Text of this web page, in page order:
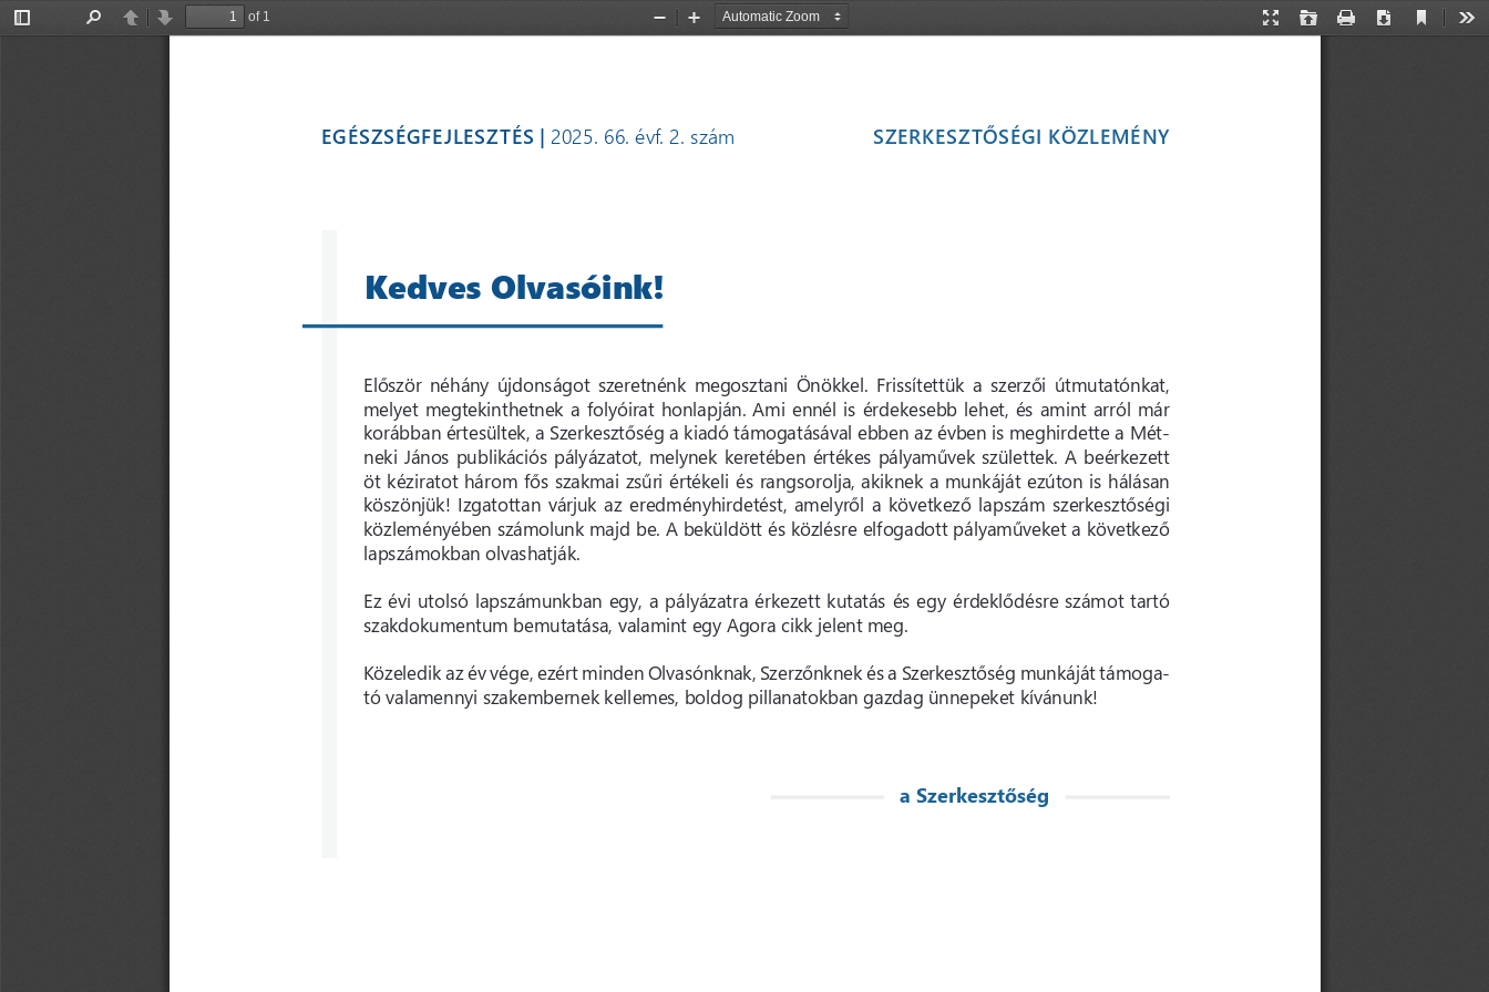
Toggle
PreviousNext
of 1
Presentation
Open Print Download
Current
Zoom
Zoom
SZERKESZTŐSÉGI KÖZLEMÉNY
EGÉSZSÉGFEJLESZTÉS | 2025. 66. évf. 2. szám
Kedves Olvasóink!
Először  néhány  újdonságot  szeretnénk  megosztani  Önökkel.  Frissítettük  a  szerzői  útmutatónkat,
melyet megtekinthetnek a folyóirat honlapján. Ami ennél is érdekesebb lehet, és amint arról már
korábban értesültek, a Szerkesztőség a kiadó támogatásával ebben az évben is meghirdette a Mét-
neki János publikációs pályázatot, melynek keretében értékes pályaművek születtek. A beérkezett
öt kéziratot három fős szakmai zsűri értékeli és rangsorolja, akiknek a munkáját ezúton is hálásan
köszönjük! Izgatottan várjuk az eredményhirdetést, amelyről a következő lapszám szerkesztőségi
közleményében számolunk majd be. A beküldött és közlésre elfogadott pályaműveket a következő
lapszámokban olvashatják.
Ez évi utolsó lapszámunkban egy, a pályázatra érkezett kutatás és egy érdeklődésre számot tartó
szakdokumentum bemutatása, valamint egy Agora cikk jelent meg.
Közeledik az év vége, ezért minden Olvasónknak, Szerzőnknek és a Szerkesztőség munkáját támoga-
tó valamennyi szakembernek kellemes, boldog pillanatokban gazdag ünnepeket kívánunk!
a Szerkesztőség